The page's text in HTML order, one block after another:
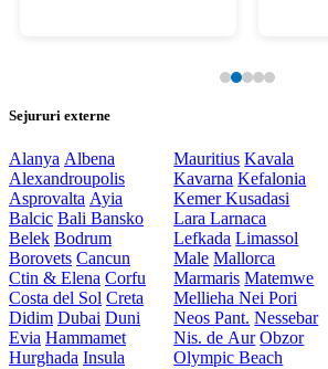
Sejururi externe
Alanya Albena
Alexandroupolis
Asprovalta Ayia
Balcic Bali Bansko
Belek Bodrum
Borovets Cancun
Ctin & Elena Corfu
Costa del Sol Creta
Didim Dubai Duni
Evia Hammamet
Hurghada Insula
Mauritius Kavala
Kavarna Kefalonia
KemerKusadasi
LaraLarnaca
Lefkada Limassol
Male Mallorca
Marmaris Matemwe
MelliehaNei Pori
Neos Pant. Nessebar
Nis. de Aur Obzor
Olympic Beach